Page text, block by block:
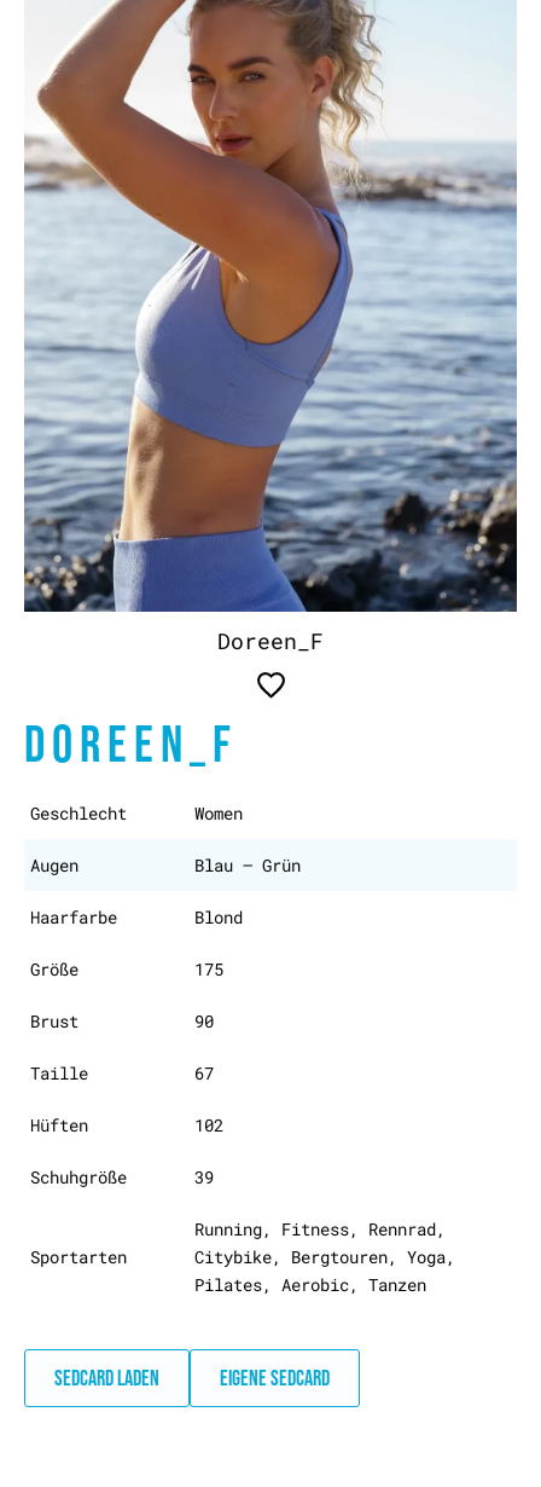
Doreen_F
DOREEN_F
Geschlecht Women
Augen Blau – Grün
Haarfarbe Blond
Größe 175
Brust 90
Taille 67
Hüften 102
Schuhgröße 39
Sportarten
Running, Fitness, Rennrad,
Citybike, Bergtouren, Yoga,
Pilates, Aerobic, Tanzen
SEDCARD LADEN EIGENE SEDCARD